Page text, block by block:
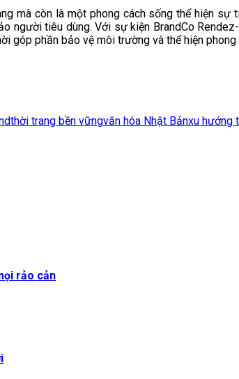
mà còn là một phong cách sống thể hiện
người tiêu dùng. Với sự kiện BrandCo
góp phần bảo vệ môi trường và thể hiện phong
thời trang bền vữngvăn hóa Nhật Bảnxu hướng
rảo cản